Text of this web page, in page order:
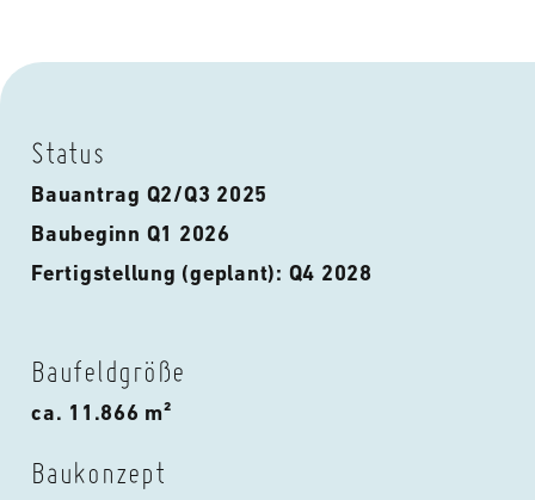
Status
Bauantrag Q2/Q3 2025
Baubeginn Q1 2026
Fertigstellung (geplant): Q4 2028
Baufeldgröße
ca. 11.866 m²
Baukonzept